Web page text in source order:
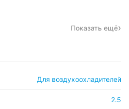
Показать ещё
Для воздухоохладителей
2.5